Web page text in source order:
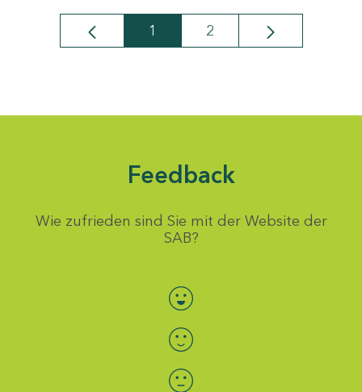
Seite
1 Seite
2
Feedback
Wie zufrieden sind Sie mit der Website der
SAB?
Bewertung auswählen